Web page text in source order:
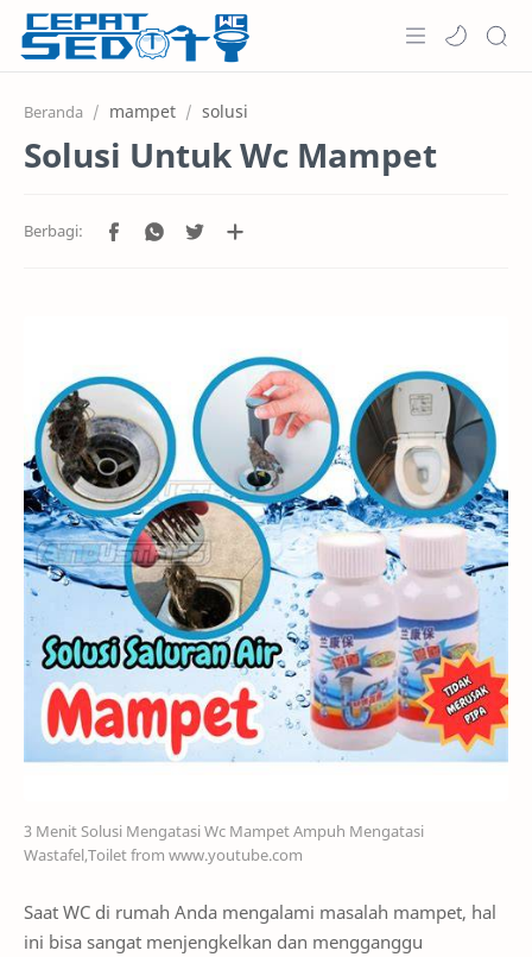
Home
Informasi
Testimoni
Beranda mampet solusi
Solusi Untuk Wc Mampet
3 Menit Solusi Mengatasi Wc Mampet Ampuh Mengatasi
Wastafel,Toilet from www.youtube.com
Saat WC di rumah Anda mengalami masalah mampet, hal
ini bisa sangat menjengkelkan dan mengganggu